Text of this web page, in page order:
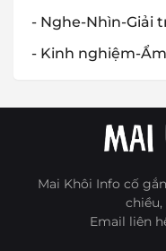
- Nghe-Nhìn-Giải
- Kinh nghiệm-
Mai Khôi Info cố
Email liên